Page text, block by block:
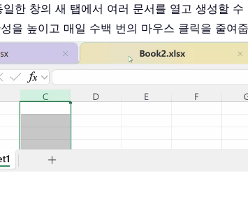
한 창의 새 탭에서 여러 문서를 열고 생성할 수
을 높이고 매일 수백 번의 마우스 클릭을 줄여줍